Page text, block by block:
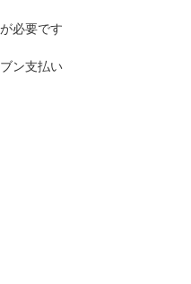
必要です
ン支払い